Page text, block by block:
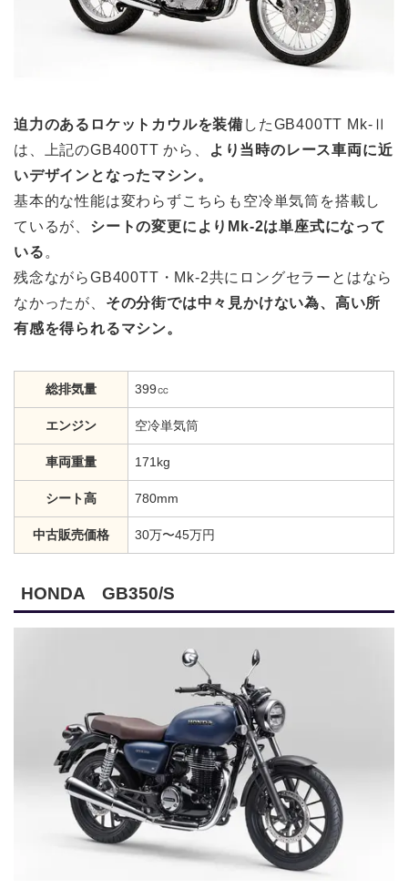
迫力のあるロケットカウルを装備 したGB400TT Mk-Ⅱ
は、上記のGB400TT から、
より当時のレース車両に近
いデザインとなったマシン。
基本的な性能は変わらずこちらも空冷単気筒を搭載し
ているが、 シートの変更によりMk-2は単座式になって
いる 。
残念ながらGB400TT・Mk-2共にロングセラーとはなら
なかったが、 その分街では中々見かけない為、高い所
有感を得られるマシン。
総排気量 399㏄
エンジン 空冷単気筒
車両重量 171kg
シート高 780mm
中古販売価格 30万〜45万円
HONDA GB350/S